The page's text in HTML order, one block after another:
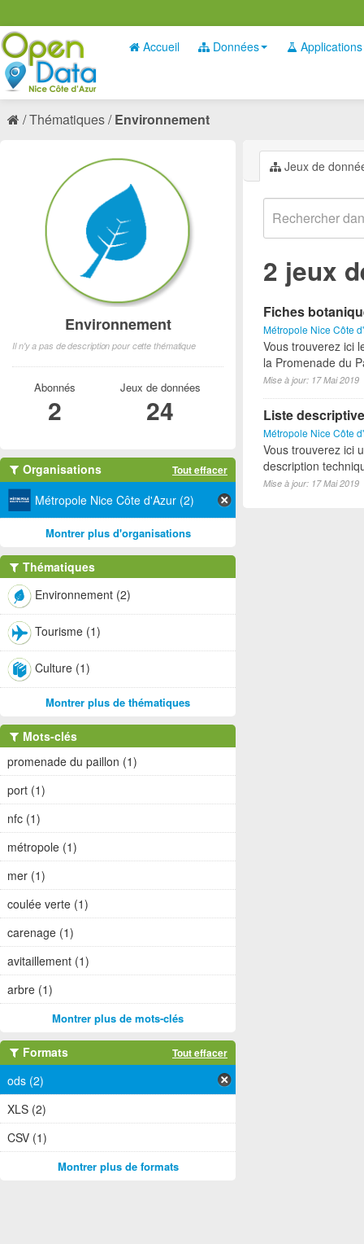
Accueil Données Applications
Thématiques Environnement
Jeux de
2 jeux
Fiches
Métropole Nice Côte
Vous trouverez ici
la Promenade du
Mise à jour: 17 Mai 2019
Liste
Métropole Nice Côte
Vous trouverez ici
description
Mise à jour: 17 Mai 2019
Environnement
Il n'y a pas de description pour cette thématique
Abonnés
2
Jeux de données
24
Organisations Tout effacer
Métropole Nice Côte d'Azur (2)
Montrer plus d'organisations
Thématiques
Environnement (2)
Tourisme (1)
Culture (1)
Montrer plus de thématiques
Mots-clés
promenade du paillon (1)
port (1)
nfc (1)
métropole (1)
mer (1)
coulée verte (1)
carenage (1)
avitaillement (1)
arbre (1)
Montrer plus de mots-clés
Formats Tout effacer
ods (2)
XLS (2)
CSV (1)
Montrer plus de formats